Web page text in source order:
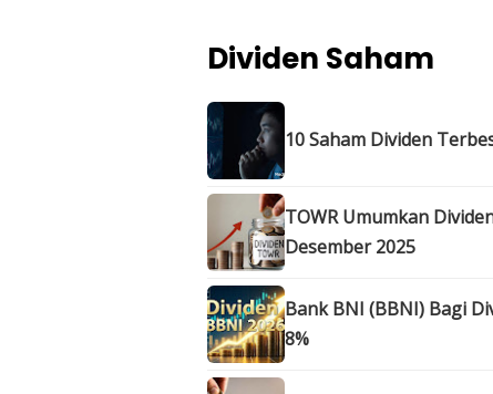
Dividen Saham
10 Saham Dividen
TOWR Umumkan
Desember 2025
Bank BNI (BBNI) Bagi
8%